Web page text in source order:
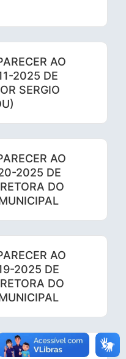
AO
2025 DE
SERGIO
AO
2025 DE
DO
AO
2025 DE
DO
AO